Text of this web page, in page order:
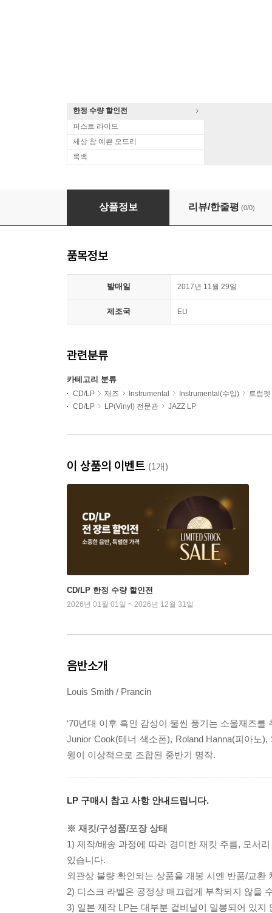
한정 수량 할인전
퍼스트 라이드
세상 참 예쁜 오드리
룩백
Louis Smith Quintet (루이스 스미스 퀸텟) -
상품정보 리뷰/한줄평 (0/0)
품목정보
발매일 2017년 11월 29일
제조국 EU
관련분류
카테고리 분류
CD/LP 재즈 Instrumental Instrumental(수입)
트럼펫
CD/LP
LP(Vinyl) 전문관 JAZZ LP
이 상품의 이벤트 (1개)
CD/LP 한정 수량 할인전
2026년 01월 01일 ~ 2026년 12월 31일
음반소개
Louis Smith / Prancin
‘70년대 이후 흑인 감성이 물씬 풍기는 소울재즈
Junior Cook(테너 색소폰), Roland Hanna(피아노
윙이 이상적으로 조합된 중반기 명작.
LP 구매시 참고 사항 안내드립니다.
※ 재킷/구성품/포장 상태
1) 제작/배송 과정에 따라 경미한 재킷 주름, 모서
있습니다.
외관상 불량 확인되는 상품을 개봉 시엔 반품/교환
2) 디스크 라벨은 공정상 매끄럽게 부착되지 않을
3) 일본 제작 LP는 대부분 겉비닐이 밀봉되어 있지